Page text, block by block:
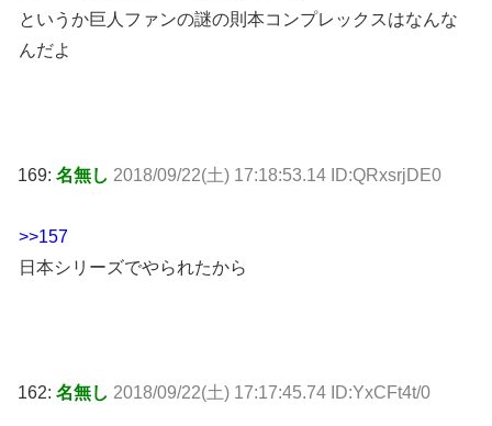
というか巨人ファンの謎の則本コンプレックスはなんな
んだよ
169: 名無し 2018/09/22(土) 17:18:53.14 ID:QRxsrjDE0
>>157
日本シリーズでやられたから
162: 名無し 2018/09/22(土) 17:17:45.74 ID:YxCFt4t/0